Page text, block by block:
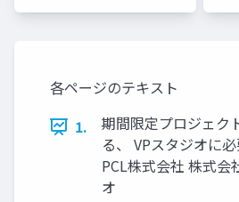
各ページのテキスト
1.
期間限定プロジェク
る、 VPスタジオに
PCL株式会社 株式会
オ